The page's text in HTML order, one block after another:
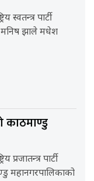
स्वतन्त्र पार्टी
मनिष झाले मधेश
काठमाण्डु
प्रजातन्त्र पार्टी
महानगरपालिकाको